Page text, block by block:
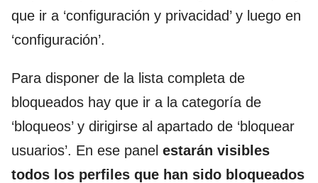
que ir a ‘configuración y privacidad’ y luego en
‘configuración’.
Para disponer de la lista completa de
bloqueados hay que ir a la categoría de
‘bloqueos’ y dirigirse al apartado de ‘bloquear
usuarios’. En ese panel estarán visibles
todos los perfiles que han sido bloqueados